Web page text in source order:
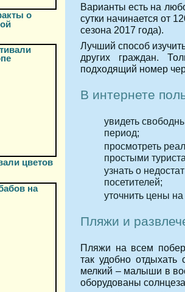
о
цветов
Варианты есть на
сутки начинается от
сезона 2017 года).
Лучший способ
других граждан.
подходящий номер
В интернете
увидеть
период;
просмотреть
простыми
узнать о
посетителей;
уточнить цены
Пляжи и
Пляжи на всем
так удобно
мелкий – малыши в
оборудованы